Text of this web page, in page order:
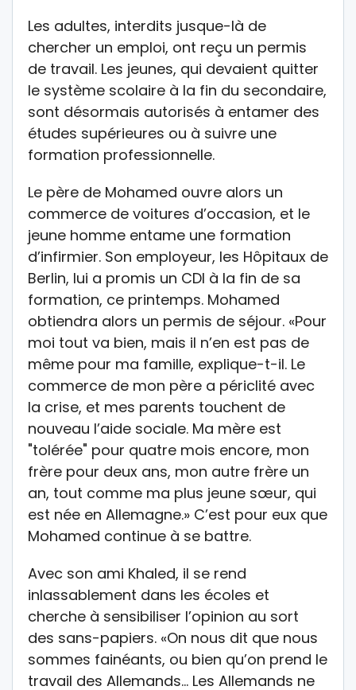
Les adultes, interdits jusque-là de
chercher un emploi, ont reçu un permis
de travail. Les jeunes, qui devaient quitter
le système scolaire à la fin du secondaire,
sont désormais autorisés à entamer des
études supérieures ou à suivre une
formation professionnelle.
Le père de Mohamed ouvre alors un
commerce de voitures d’occasion, et le
jeune homme entame une formation
d’infirmier. Son employeur, les Hôpitaux de
Berlin, lui a promis un CDI à la fin de sa
formation, ce printemps. Mohamed
obtiendra alors un permis de séjour. «Pour
moi tout va bien, mais il n’en est pas de
même pour ma famille, explique-t-il. Le
commerce de mon père a périclité avec
la crise, et mes parents touchent de
nouveau l’aide sociale. Ma mère est
"tolérée" pour quatre mois encore, mon
frère pour deux ans, mon autre frère un
an, tout comme ma plus jeune sœur, qui
est née en Allemagne.» C’est pour eux que
Mohamed continue à se battre.
Avec son ami Khaled, il se rend
inlassablement dans les écoles et
cherche à sensibiliser l’opinion au sort
des sans-papiers. «On nous dit que nous
sommes fainéants, ou bien qu’on prend le
travail des Allemands… Les Allemands ne